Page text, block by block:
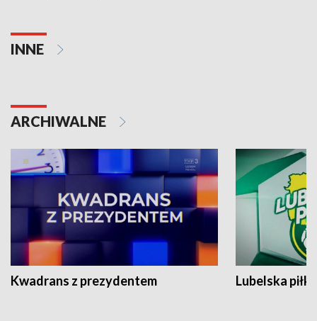
INNE
ARCHIWALNE
Kwadrans z prezydentem Lubelska piłka